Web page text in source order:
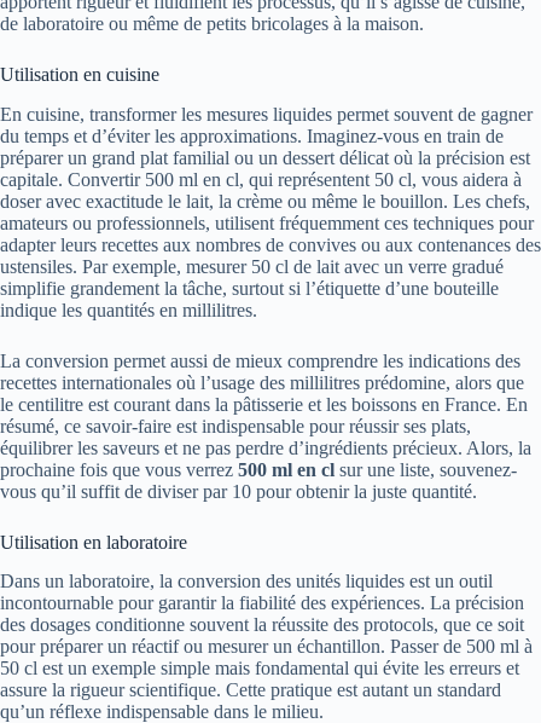
de laboratoire ou même de petits bricolages à la maison.
Utilisation en cuisine
En cuisine, transformer les mesures liquides permet souvent de gagner
du temps et d’éviter les approximations. Imaginez-vous en train de
préparer un grand plat familial ou un dessert délicat où la précision est
capitale. Convertir 500 ml en cl, qui représentent 50 cl, vous aidera à
doser avec exactitude le lait, la crème ou même le bouillon. Les chefs,
amateurs ou professionnels, utilisent fréquemment ces techniques pour
adapter leurs recettes aux nombres de convives ou aux contenances des
ustensiles. Par exemple, mesurer 50 cl de lait avec un verre gradué
simplifie grandement la tâche, surtout si l’étiquette d’une bouteille
indique les quantités en millilitres.
La conversion permet aussi de mieux comprendre les indications des
recettes internationales où l’usage des millilitres prédomine, alors que
le centilitre est courant dans la pâtisserie et les boissons en France. En
résumé, ce savoir-faire est indispensable pour réussir ses plats,
équilibrer les saveurs et ne pas perdre d’ingrédients précieux. Alors, la
prochaine fois que vous verrez 500 ml en cl sur une liste, souvenez-
vous qu’il suffit de diviser par 10 pour obtenir la juste quantité.
Utilisation en laboratoire
Dans un laboratoire, la conversion des unités liquides est un outil
incontournable pour garantir la fiabilité des expériences. La précision
des dosages conditionne souvent la réussite des protocols, que ce soit
pour préparer un réactif ou mesurer un échantillon. Passer de 500 ml à
50 cl est un exemple simple mais fondamental qui évite les erreurs et
assure la rigueur scientifique. Cette pratique est autant un standard
qu’un réflexe indispensable dans le milieu.